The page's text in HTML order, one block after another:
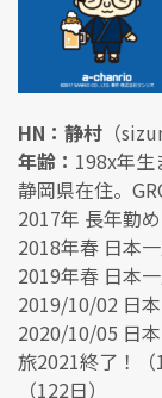
HN：静村 （
年齢： 198x年生
静岡県在住。
2017年 長年勤
2018年春 日本
2019年春 日本
2019/10/02 日本
2020/10/05 日
旅2021終了！
（122日）